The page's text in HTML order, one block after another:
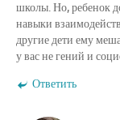
школы. Но, ребенок
навыки
другие дети ему
у вас не гений и
Ответить